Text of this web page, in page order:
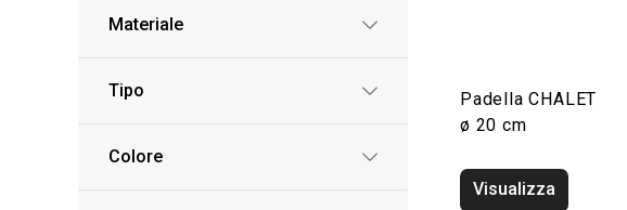
Materiale
Tipo
Colore
Padella CHALET
ø 20 cm
Visualizza